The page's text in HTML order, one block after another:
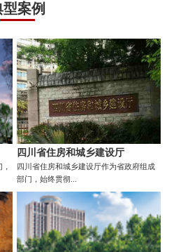
型案例
四川省住房和城乡建设厅
四川省住房和城乡建设厅作为省政府组成
部门，始终贯彻...